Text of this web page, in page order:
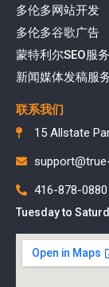
多伦多网站开发
多伦多谷歌广告
蒙特利尔SEO服务
新闻媒体发稿服
联系我们
15 Allstate
416-878-0880
Tuesday to